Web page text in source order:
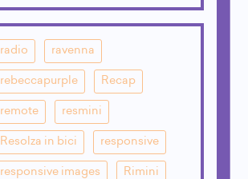
radio ravenna
rebeccapurple Recap
remote resmini
Resolza in bici responsive
responsive images Rimini